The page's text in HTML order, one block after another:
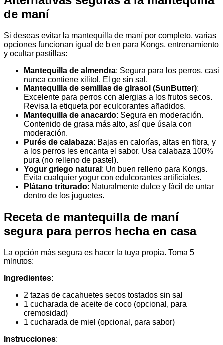
de maní
Si deseas evitar la mantequilla de maní por completo, varias
opciones funcionan igual de bien para Kongs, entrenamiento
y ocultar pastillas:
Mantequilla de almendra: Segura para los perros, casi
nunca contiene xilitol. Elige sin sal.
Mantequilla de semillas de girasol (SunButter):
Excelente para perros con alergias a los frutos secos.
Revisa la etiqueta por edulcorantes añadidos.
Mantequilla de anacardo: Segura en moderación.
Contenido de grasa más alto, así que úsala con
moderación.
Purés de calabaza: Bajas en calorías, altas en fibra, y
a los perros les encanta el sabor. Usa calabaza 100%
pura (no relleno de pastel).
Yogur griego natural : Un buen relleno para Kongs.
Evita cualquier yogur con edulcorantes artificiales.
Plátano triturado: Naturalmente dulce y fácil de untar
dentro de los juguetes.
Receta de mantequilla de maní
segura para perros hecha en casa
La opción más segura es hacer la tuya propia. Toma 5
minutos:
Ingredientes:
2 tazas de cacahuetes secos tostados sin sal
1 cucharada de aceite de coco (opcional, para
cremosidad)
1 cucharada de miel (opcional, para sabor)
Instrucciones: